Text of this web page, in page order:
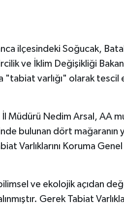
ilçesindeki Soğucak,
ve İklim Değişikliği
"tabiat varlığı" olarak tescil
Müdürü Nedim Arsal, AA
bulunan dört mağaranın
Varlıklarını Koruma
ve ekolojik açıdan
Gerek Tabiat